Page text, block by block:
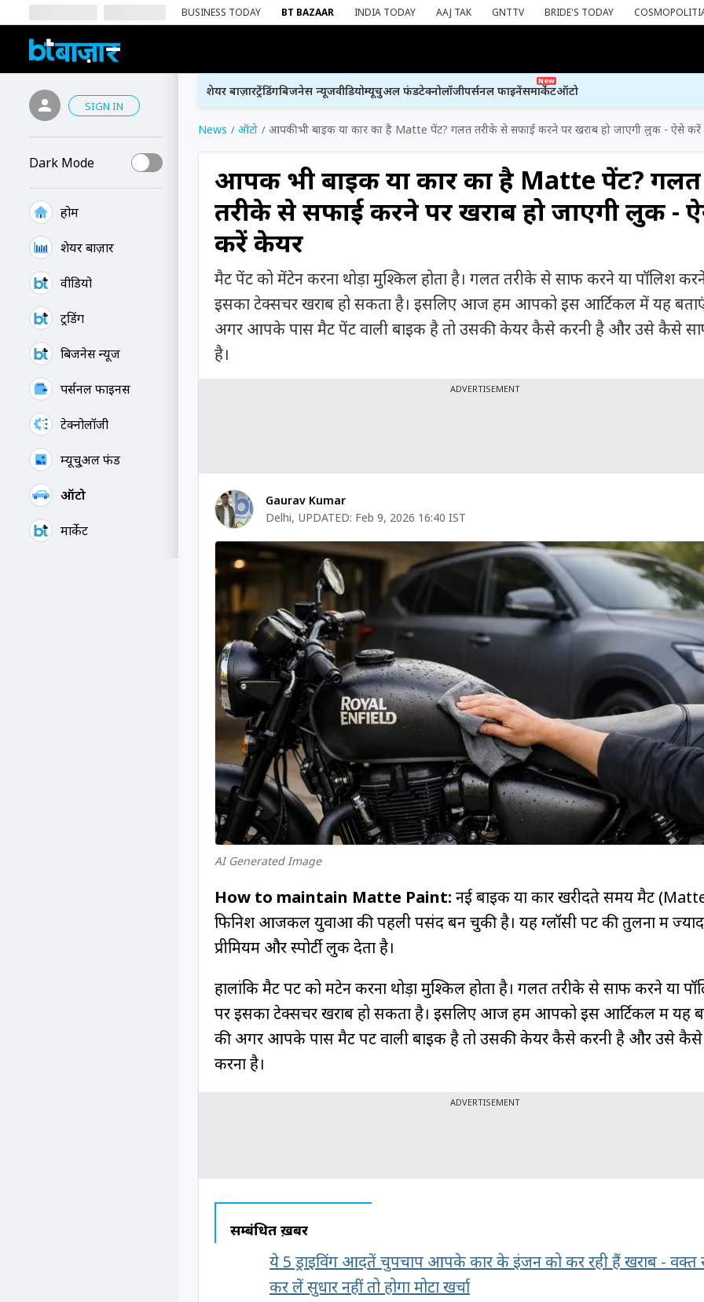
BUSINESS TODAY BT BAZAAR INDIA TODAY AAJ TAK GNTTV BRIDE'S TODAY
SIGN IN
Dark Mode
होम
शेयर बाज़ार
वीडियो
ट्रेंडिंग
बिजनेस न्यूज
पर्सनल फाइनेंस
टेक्नोलॉजी
म्यूचु्अल फंड
ऑटो
मार्केट
शेयर बाज़ारट्रेंडिंगबिजनेस न्यूजवीडियोम्यूचुअल फंडटेक्नोलॉजीपर्सनल फाइनेंस
New
मार्केटऑटो
News ऑटो आपकी भी बाइक या कार का है Matte पेंट? गलत तरीके से सफाई करने पर खराब हो जाएगी लुक - ऐसे
आपकी भी बाइक या कार का है Matte पेंट? गलत
तरीके से सफाई करने पर खराब हो जाएगी लुक -
करें केयर
मैट पेंट को मेंटेन करना थोड़ा मुश्किल होता है। गलत तरीके से साफ करने या पॉलिश
इसका टेक्सचर खराब हो सकता है। इसलिए आज हम आपको इस आर्टिकल में यह
अगर आपके पास मैट पेंट वाली बाइक है तो उसकी केयर कैसे करनी है और उसे कैसे
है।
ADVERTISEMENT
Gaurav Kumar
Delhi, UPDATED: Feb 9, 2026 16:40 IST
AI Generated Image
How to maintain Matte Paint: नई बाइक या कार खरीदते समय मैट
फिनिश आजकल युवाओं की पहली पसंद बन चुकी है। यह ग्लॉसी पेंट की तुलना में
प्रीमियम और स्पोर्टी लुक देता है।
हालांकि मैट पेंट को मेंटेन करना थोड़ा मुश्किल होता है। गलत तरीके से साफ करने या
पर इसका टेक्सचर खराब हो सकता है। इसलिए आज हम आपको इस आर्टिकल में यह
की अगर आपके पास मैट पेंट वाली बाइक है तो उसकी केयर कैसे करनी है और उसे
करना है।
ADVERTISEMENT
सम्बंधित ख़बरें
ये 5 ड्राइविंग आदतें चुपचाप आपके कार के इंजन को कर रही हैं खराब - वक्त
कर लें सुधार नहीं तो होगा मोटा खर्चा